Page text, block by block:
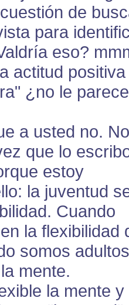
de
para
eso?
actitud
¿no le
a usted no.
que lo
estoy
la juventud
Cuando
la flexibilidad
somos
mente.
la mente y